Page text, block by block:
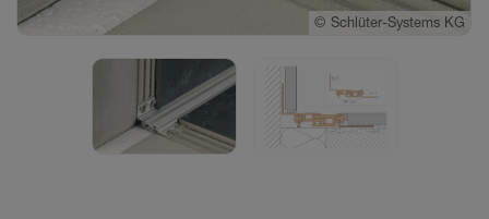
© Schlüter-Systems KG
© Schlüter-Systems KG